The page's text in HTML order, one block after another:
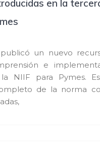
en la
un nuevo
e
NIIF para Pymes.
de la norma